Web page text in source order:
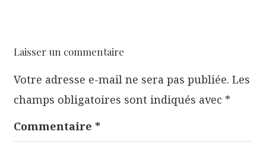
o
d
e
l
’
Laisser un commentaire
Votre adresse e-mail ne sera pas publiée. Les
champs obligatoires sont indiqués avec *
Commentaire *